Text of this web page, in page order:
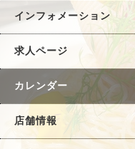
インフォメーション
求人ページ
カレンダー
店舗情報